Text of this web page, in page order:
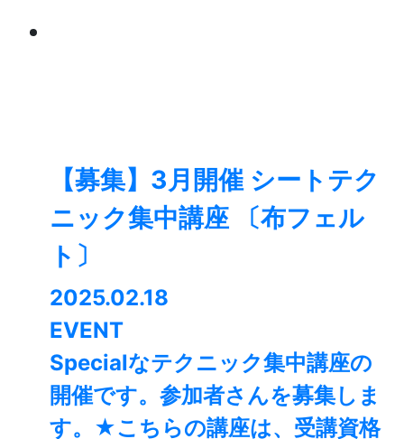
【募集】3月開催 シートテク
ニック集中講座 〔布フェル
ト〕
2025.02.18
EVENT
Specialなテクニック集中講座の
開催です。参加者さんを募集しま
す。★こちらの講座は、受講資格